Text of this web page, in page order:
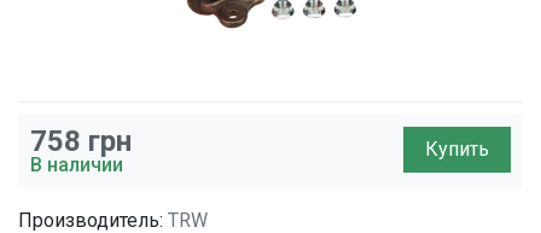
758 грн
В наличии
Купить
Производитель: TRW